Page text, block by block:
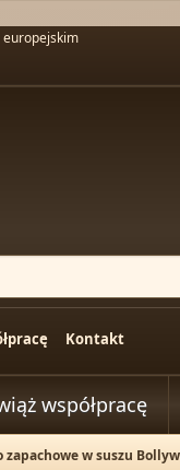
europejskim
Kontakt
współpracę
zapachowe w suszu